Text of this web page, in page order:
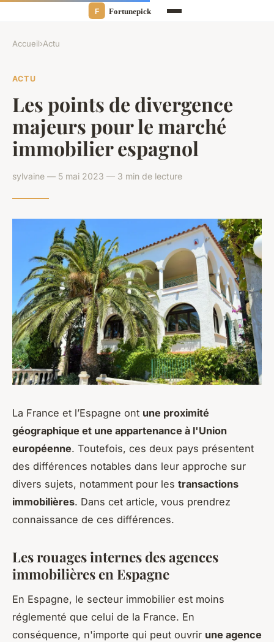
Accueil›Actu
ACTU
Les points de divergence
majeurs pour le marché
immobilier espagnol
sylvaine — 5 mai 2023 — 3 min de lecture
La France et l’Espagne ont une proximité
géographique et une appartenance à l'Union
européenne. Toutefois, ces deux pays présentent
des différences notables dans leur approche sur
divers sujets, notamment pour les transactions
immobilières. Dans cet article, vous prendrez
connaissance de ces différences.
Les rouages internes des agences
immobilières en Espagne
En Espagne, le secteur immobilier est moins
réglementé que celui de la France. En
conséquence, n'importe qui peut ouvrir une agence